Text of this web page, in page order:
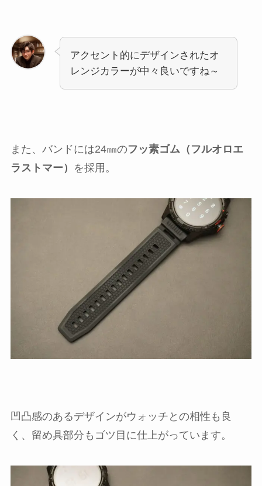
アクセント的にデザインされたオ
レンジカラーが中々良いですね～
また、バンドには24㎜のフッ素ゴム（フルオロエ
ラストマー）
を採用。
凹凸感のあるデザインがウォッチとの相性も良
く、留め具部分もゴツ目に仕上がっています。